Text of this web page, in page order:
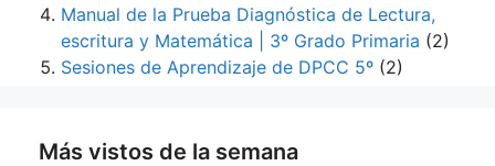
Manual de la Prueba Diagnóstica de Lectura,
escritura y Matemática | 3º Grado Primaria (2)
Sesiones de Aprendizaje de DPCC 5º (2)
Más vistos de la semana